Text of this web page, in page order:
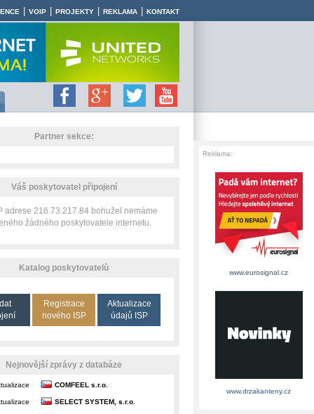
VOIP PROJEKTY REKLAMA KONTAKT
Partner sekce:
Váš poskytovatel připojení
adrese 216.73.217.84 bohužel nemáme
žádného poskytovatele internetu.
Katalog poskytovatelů
Registrace
nového ISP
Aktualizace
údajů ISP
Nejnovější zprávy z databáze
COMFEEL s.r.o.
SELECT SYSTEM, s.r.o.
Reklama:
www.eurosignal.cz
www.drzakanteny.cz